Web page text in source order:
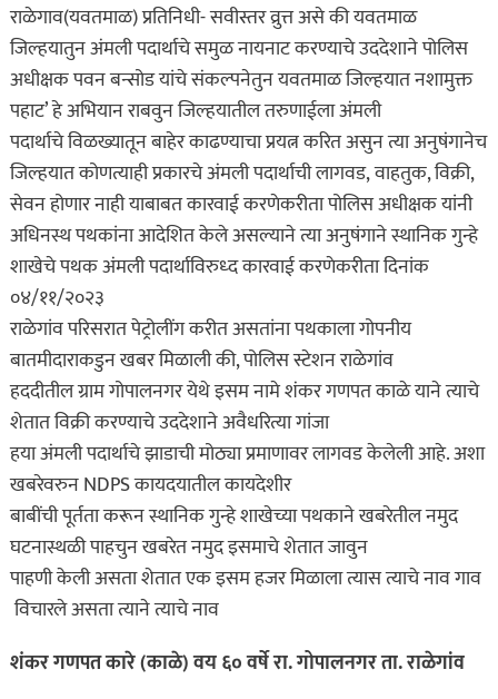
राळेगाव(यवतमाळ) प्रतिनिधी- सवीस्तर व्रुत्त असे की यवतमाळ
जिल्हयातुन अंमली पदार्थाचे समुळ नायनाट करण्याचे उददेशाने पोलिस
अधीक्षक पवन बन्सोड यांचे संकल्पनेतुन यवतमाळ जिल्हयात नशामुक्त
पहाट’ हे अभियान राबवुन जिल्हयातील तरुणाईला अंमली
पदार्थाचे विळख्यातून बाहेर काढण्याचा प्रयत्न करित असुन त्या अनुषंगानेच
जिल्हयात कोणत्याही प्रकारचे अंमली पदार्थाची लागवड, वाहतुक, विक्री,
सेवन होणार नाही याबाबत कारवाई करणेकरीता पोलिस अधीक्षक यांनी
अधिनस्थ पथकांना आदेशित केले असल्याने त्या अनुषंगाने स्थानिक गुन्हे
शाखेचे पथक अंमली पदार्थाविरुध्द कारवाई करणेकरीता दिनांक
०४/११/२०२३
राळेगांव परिसरात पेट्रोलींग करीत असतांना पथकाला गोपनीय
बातमीदाराकडुन खबर मिळाली की, पोलिस स्टेशन राळेगांव
हददीतील ग्राम गोपालनगर येथे इसम नामे शंकर गणपत काळे याने त्याचे
शेतात विक्री करण्याचे उददेशाने अवैधरित्या गांजा
हया अंमली पदार्थाचे झाडाची मोठ्या प्रमाणावर लागवड केलेली आहे. अशा
खबरेवरुन NDPS कायदयातील कायदेशीर
बाबींची पूर्तता करून स्थानिक गुन्हे शाखेच्या पथकाने खबरेतील नमुद
घटनास्थळी पाहचुन खबरेत नमुद इसमाचे शेतात जावुन
पाहणी केली असता शेतात एक इसम हजर मिळाला त्यास त्याचे नाव गाव
विचारले असता त्याने त्याचे नाव
शंकर गणपत कारे (काळे) वय ६० वर्षे रा. गोपालनगर ता. राळेगांव